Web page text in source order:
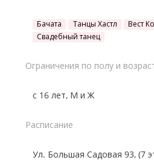
Бачата Танцы Хастл
Вест
Свадебный танец
Ограничения по полу и
с 16 лет, М и Ж
Расписание
Ул. Большая Садовая 93, (7